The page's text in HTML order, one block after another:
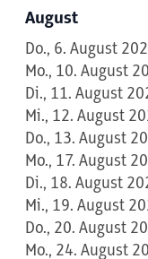
August
Do., 6. August
Mo., 10. August
Di., 11. August
Mi., 12. August
Do., 13. August
Mo., 17. August
Di., 18. August
Mi., 19. August
Do., 20. August
Mo., 24. August